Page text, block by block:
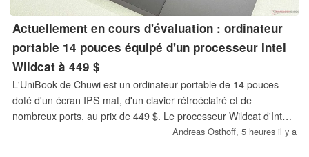
Actuellement en cours d'évaluation : ordinateur
portable 14 pouces équipé d'un processeur Intel
Wildcat à 449 $
L'UniBook de Chuwi est un ordinateur portable de 14 pouces
doté d'un écran IPS mat, d'un clavier rétroéclairé et de
nombreux ports, au prix de 449 $. Le processeur Wildcat d'Intel
est-il la solution pour des ordinateurs portables abordables ?
Andreas Osthoff, 5 heures il y a